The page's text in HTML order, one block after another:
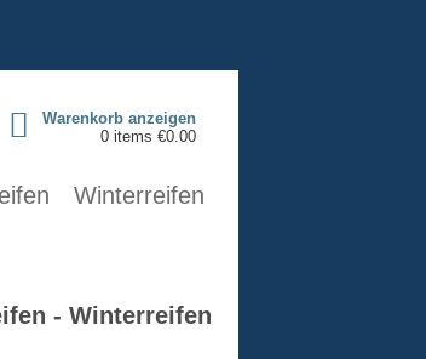
Warenkorb anzeigen
0 items €0.00
Winterreifen
- Winterreifen